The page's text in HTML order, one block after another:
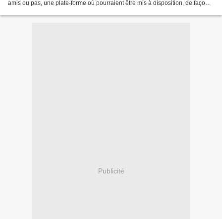
amis ou pas, une plate-forme où pourraient être mis à disposition, de façon
Publicité